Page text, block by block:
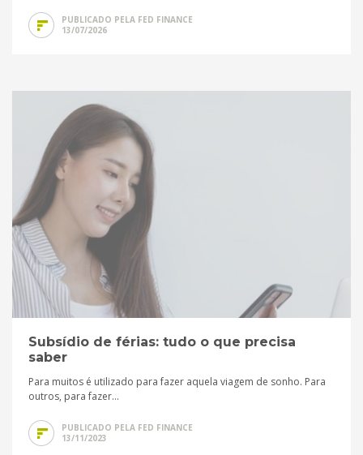
PUBLICADO PELA FED FINANCE
13/07/2026
Subsídio de férias: tudo o que precisa
saber
Para muitos é utilizado para fazer aquela viagem de sonho. Para
outros, para fazer...
PUBLICADO PELA FED FINANCE
13/11/2023